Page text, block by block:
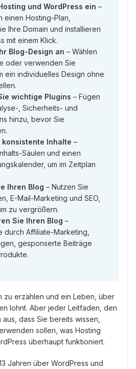
und WordPress ein –
einen Hosting-Plan,
Ihre Domain und installieren
mit einem Klick.
Blog-Design an – Wählen
oder verwenden Sie
ein individuelles Design ohne
wichtige Plugins – Fügen
, Sicherheits- und
hinzu, bevor Sie
konsistente Inhalte –
Säulen und einen
um im Zeitplan
Ihren Blog – Nutzen Sie
E-Mail-Marketing und SEO,
zu vergrößern.
Sie Ihren Blog –
durch Affiliate-Marketing,
gesponserte Beiträge
zu erzählen und ein Leben, über
lohnt. Aber jeder Leitfaden, den
dass Sie bereits wissen,
sollen, was Hosting
überhaupt funktioniert.
Jahren über WordPress und